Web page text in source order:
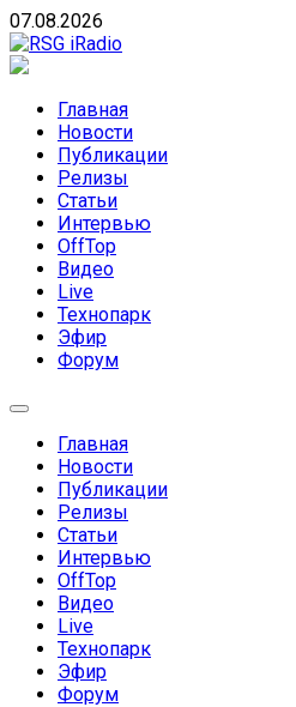
Skip
to
content
07.08.2026
направлений без возрастных
Главная
Новости
Публикации
Релизы
Статьи
Интервью
OffTop
Видео
Live
Технопарк
Эфир
Форум
Главная
Новости
Публикации
Релизы
Статьи
Интервью
OffTop
Видео
Live
Технопарк
Эфир
Форум